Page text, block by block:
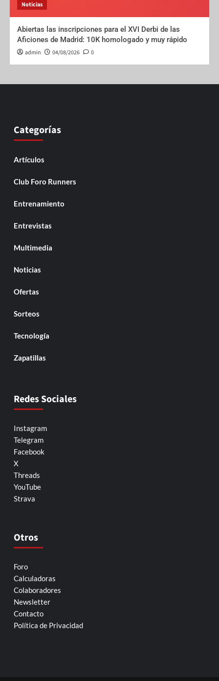
Noticias
Abiertas las inscripciones para el XVI Derbi de las
Aficiones de Madrid: 10K homologado y muy rápido
admin 04/08/2026 0
Categorías
Artículos
Club Foro Runners
Entrenamiento
Entrevistas
Multimedia
Noticias
Ofertas
Sorteos
Tecnología
Zapatillas
Redes Sociales
Instagram
Telegram
Facebook
X
Threads
YouTube
Strava
Otros
Foro
Calculadoras
Colaboradores
Newsletter
Contacto
Política de Privacidad